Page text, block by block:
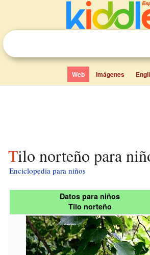
Web Imágenes
Tilo norteño para
Enciclopedia para niños
Datos para niños
Tilo norteño